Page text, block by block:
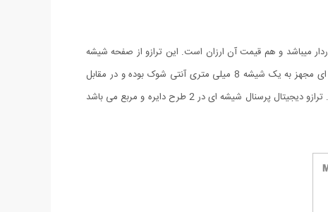
میباشد و هم قیمت آن ارزان است. این ترازو از صفحه شیشه
ای تشکیل شده و با سنسور های حسگر تشخیص وزن خود می تواند تا سقف ورزن 150 کیلوگرم را تشخیص دهد. ترازو دیجیتال پرسنال شیشه ای مجهز به یک شیشه 8 میلی متری آنتی شوک بوده و در مقابل
ضربه و فشار بسیار مقاوم است. این ترازو مجهز به صفحه نمایشگر دیجیتال است و میتواند وزن خالص را به واحد های پوند و کیلوگرم مشخص کند. ترازو دیجیتال پرسنال شیشه ای در 2 طرح دایره و مربع می باشد